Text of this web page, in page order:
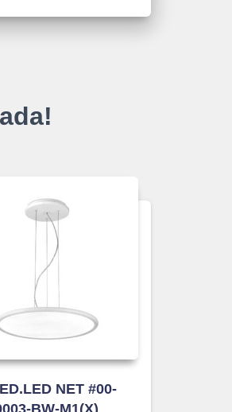
NET #00-
BW-M1(X)